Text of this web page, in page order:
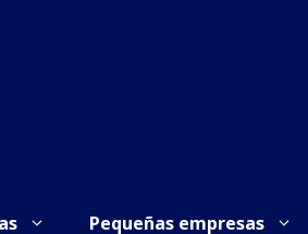
Pequeñas empresas